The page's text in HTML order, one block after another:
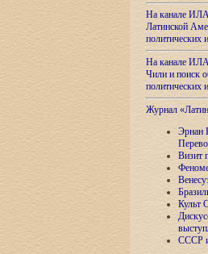
На канале
Латинской
На канале
Чили и поиск
Журнал
Эрнан
Визит
Культ
СССР и